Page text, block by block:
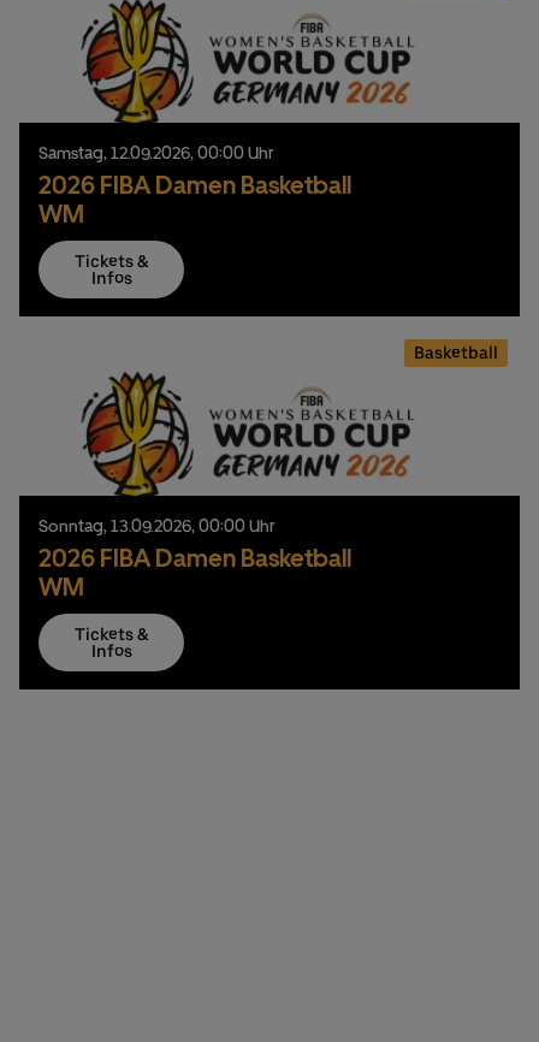
Samstag, 12.09.2026, 00:00 Uhr
2026 FIBA Damen Basketball
WM
Tickets &
Infos
Basketball
Sonntag, 13.09.2026, 00:00 Uhr
2026 FIBA Damen Basketball
WM
Tickets &
Infos